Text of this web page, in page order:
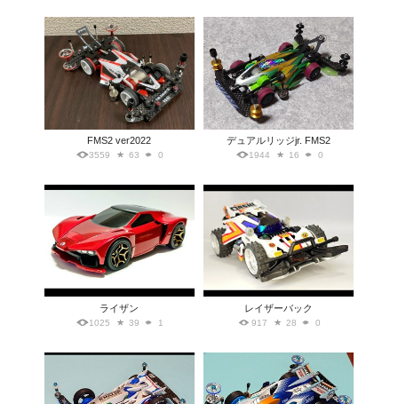
FMS2 ver2022
3559 63 0
デュアルリッジjr. FMS2
1944 16 0
ライザン
1025 39 1
レイザーバック
917 28 0